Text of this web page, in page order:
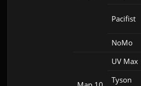
Pacifist
NoMo
UV Max
Tyson